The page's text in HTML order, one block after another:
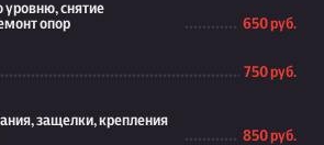
снятие
опор
650 руб.
750 руб.
защелки, крепления
850 руб.